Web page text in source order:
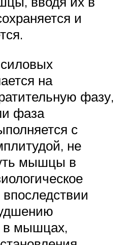
и
силовых
на
фазу,
фаза
с
не
мышцы в
в мышцах,